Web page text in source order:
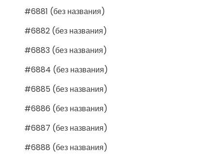
#6881 (без названия)
#6882 (без названия)
#6883 (без названия)
#6884 (без названия)
#6885 (без названия)
#6886 (без названия)
#6887 (без названия)
#6888 (без названия)